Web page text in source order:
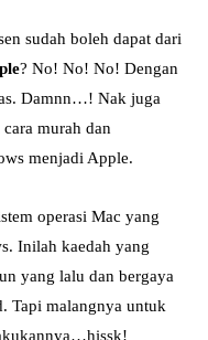
sudah boleh dapat dari
? No! No! No! Dengan
Damnn…! Nak juga
murah dan
menjadi Apple.
operasi Mac yang
Inilah kaedah yang
yang lalu dan bergaya
Tapi malangnya untuk